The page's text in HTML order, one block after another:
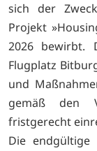
sich der
Projekt
2026 bewirbt.
Flugplatz
und
gemäß den
fristgerecht
Die endgültige